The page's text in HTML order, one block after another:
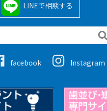
LINEで相談する

facebook Instagram